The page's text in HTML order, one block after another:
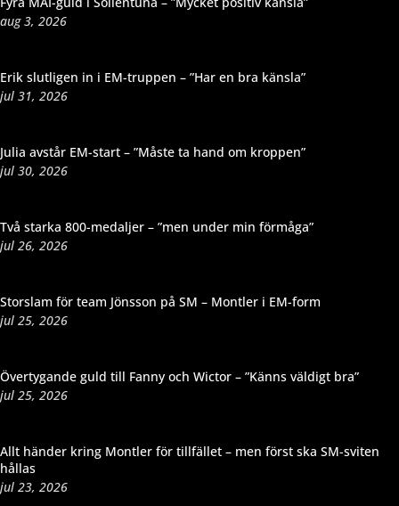
aug 3, 2026
Erik slutligen in i EM-truppen – ”Har en bra känsla”
jul 31, 2026
Julia avstår EM-start – ”Måste ta hand om kroppen”
jul 30, 2026
Två starka 800-medaljer – ”men under min förmåga”
jul 26, 2026
Storslam för team Jönsson på SM – Montler i EM-form
jul 25, 2026
Övertygande guld till Fanny och Wictor – ”Känns väldigt bra”
jul 25, 2026
Allt händer kring Montler för tillfället – men först ska SM-sviten
hållas
jul 23, 2026